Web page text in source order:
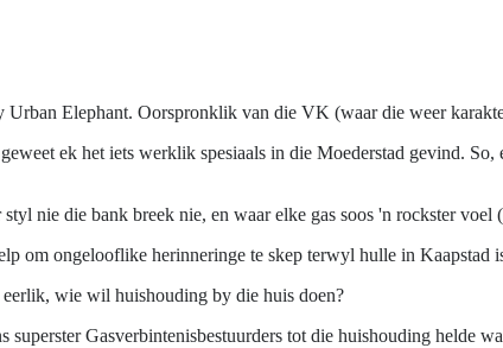
Elephant. Oorspronklik van die VK (waar die weer
ek het iets werklik spesiaals in die Moederstad gevind.
nie die bank breek nie, en waar elke gas soos 'n rockster voel
om ongelooflike herinneringe te skep terwyl hulle in Kaapstad
wie wil huishouding by die huis doen?
Gasverbintenisbestuurders tot die huishouding helde